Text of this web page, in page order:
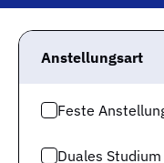
Anstellungsart
Feste
Duales Studium
Jobs Logistik &
Jobs Kaufmännische